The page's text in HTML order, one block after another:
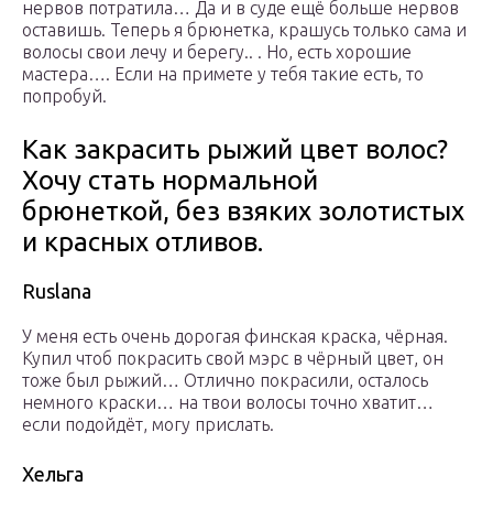
нервов потратила… Да и в суде ещё больше нервов
оставишь. Теперь я брюнетка, крашусь только сама и
волосы свои лечу и берегу.. . Но, есть хорошие
мастера…. Если на примете у тебя такие есть, то
попробуй.
Как закрасить рыжий цвет волос?
Хочу стать нормальной
брюнеткой, без взяких золотистых
и красных отливов.
Ruslana
У меня есть очень дорогая финская краска, чёрная.
Купил чтоб покрасить свой мэрс в чёрный цвет, он
тоже был рыжий… Отлично покрасили, осталось
немного краски… на твои волосы точно хватит…
если подойдёт, могу прислать.
Хельга